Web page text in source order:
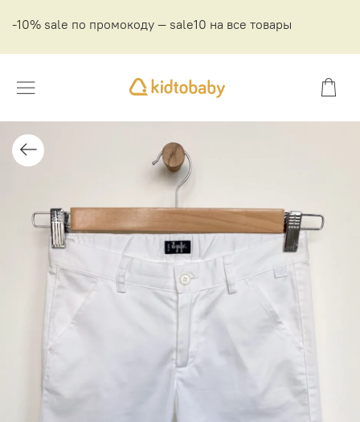
-10% sale по промокоду — sale10 на все товары